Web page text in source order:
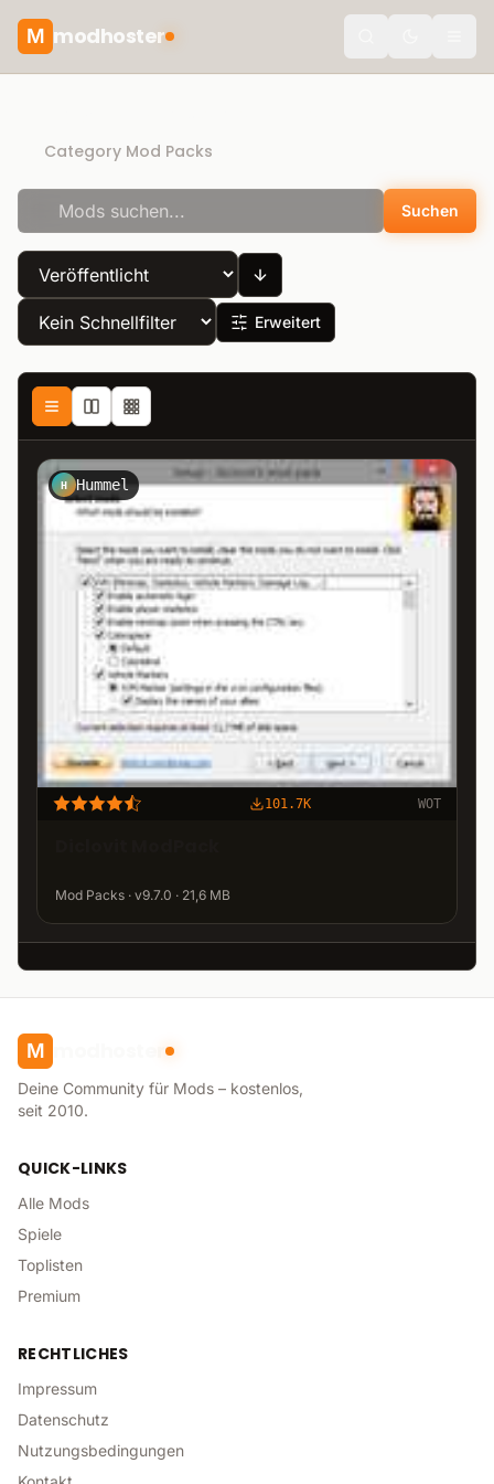
M modhoster
Category Mod Packs
Suchen
Erweitert
H Hummel
101.7K WOT
Mod Packs · v9.7.0 · 21,6 MB
M
Deine Community für Mods – kostenlos,
seit 2010.
QUICK-LINKS
Alle Mods
Spiele
Toplisten
Premium
RECHTLICHES
Impressum
Datenschutz
Nutzungsbedingungen